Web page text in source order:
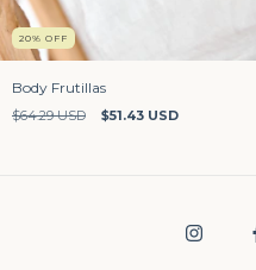
20% OFF
Body Frutillas
$64.29 USD $51.43 USD